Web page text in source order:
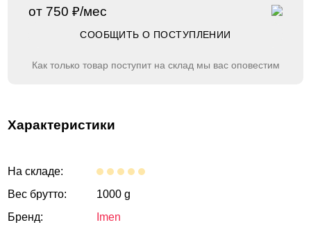
от 750 ₽/мес
СООБЩИТЬ О ПОСТУПЛЕНИИ
Как только товар поступит на склад мы вас оповестим
Характеристики
На складе:
Вес брутто:
1000 g
Бренд:
Imen